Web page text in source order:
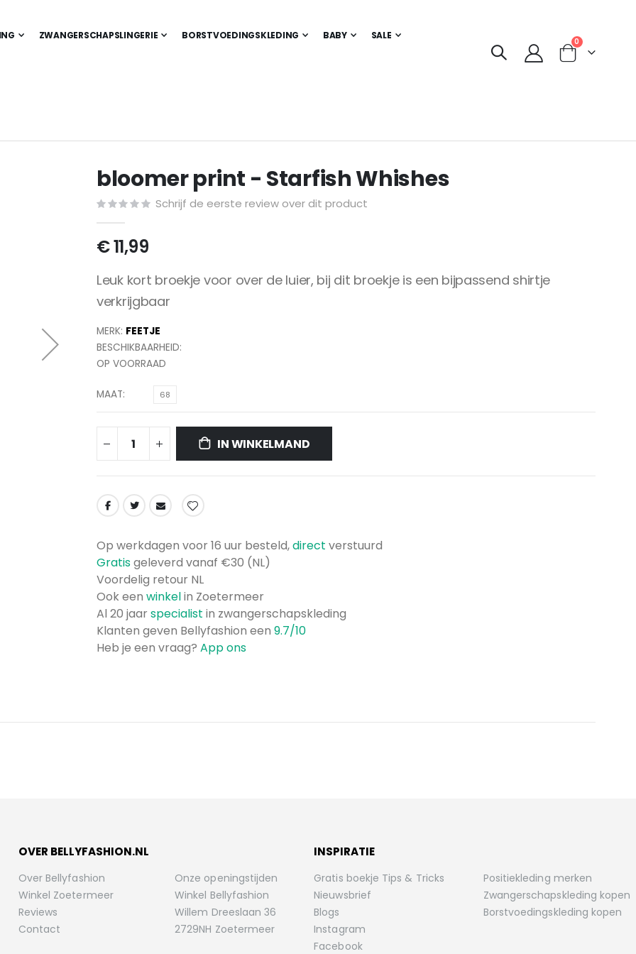
ZWANGERSCHAPSLINGERIE BORSTVOEDINGSKLEDING BABY SALE
Cart
0producten
print -
Starfish
Whishes
bloomer print - Starfish Whishes
Schrijf de eerste review over dit product
€ 11,99
Leuk kort broekje voor over de luier, bij dit broekje is een bijpassend shirtje
verkrijgbaar
MERK: FEETJE
BESCHIKBAARHEID:
OP VOORRAAD
MAAT 68
IN WINKELMAND
Op werkdagen voor 16 uur besteld,direct verstuurd
Gratisgeleverd vanaf €30 (NL)
Voordelig retour NL
Ook een winkelin Zoetermeer
Al 20 jaar specialist in zwangerschapskleding
Klanten geven Bellyfashion een 9.7/10
Heb je een vraag? App ons
OVER BELLYFASHION.NL
Over Bellyfashion
Winkel Zoetermeer
Reviews
Contact
Onze openingstijden
Winkel Bellyfashion
Willem Dreeslaan 36
2729NH Zoetermeer
INSPIRATIE
Gratis boekje Tips & Tricks
Nieuwsbrief
Blogs
Instagram
Facebook
Positiekleding merken
Zwangerschapskleding kopen
Borstvoedingskleding kopen